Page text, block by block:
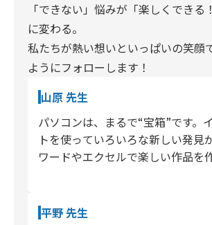
「できない」悩みが「楽しくできる
に変わる。
私たちが熱い想いといっぱいの笑顔
ようにフォローします！
山原 先生
パソコンは、まるで“宝箱”です。
トを使っていろいろな新しい発見
ワードやエクセルで楽しい作品を
きます。最近ではAIを使っていろ
平野 先生